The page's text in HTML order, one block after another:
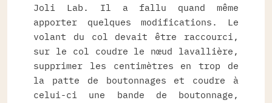
Joli Lab. Il a fallu quand même
apporter quelques modifications. Le
volant du col devait être raccourci,
sur le col coudre le nœud lavallière,
supprimer les centimètres en trop de
la patte de boutonnages et coudre à
celui-ci une bande de boutonnage,